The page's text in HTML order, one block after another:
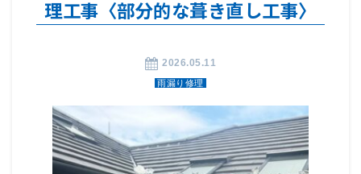
理工事〈部分的な葺き直し工事〉
2026.05.11
雨漏り修理